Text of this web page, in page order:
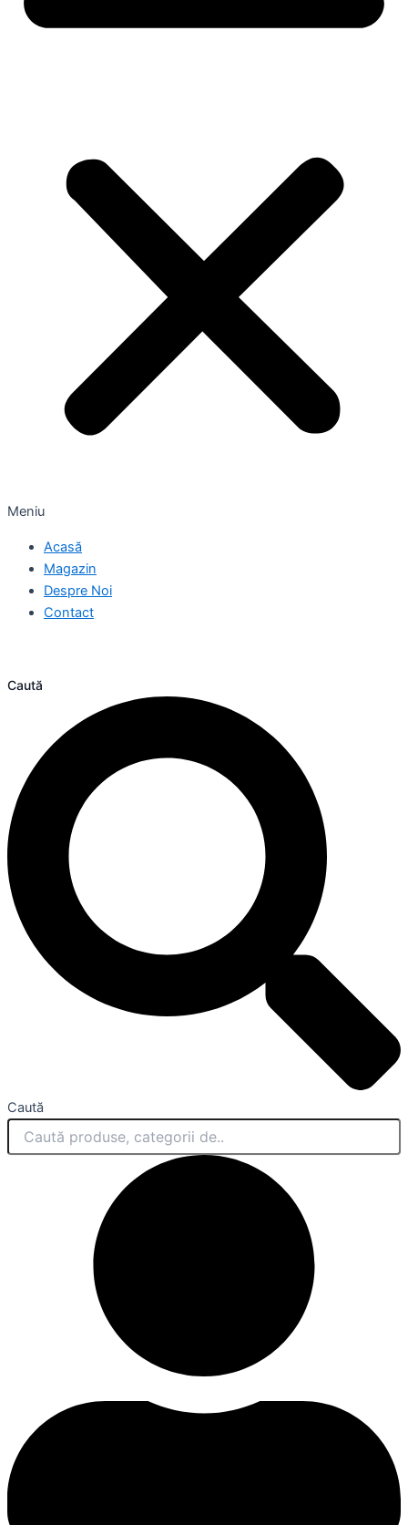
Meniu
Acasă
Magazin
Despre Noi
Contact
Caută
Caută